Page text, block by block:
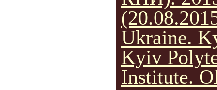
Ukraine.
Kyiv
Institute.